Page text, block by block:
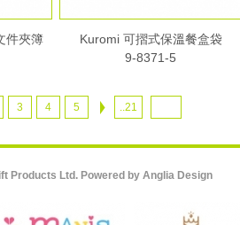
件夾簿
Kuromi 可摺式保溫餐盒袋
9-8371-5
3 4 5 ..21
Products Ltd. Powered by Anglia Design